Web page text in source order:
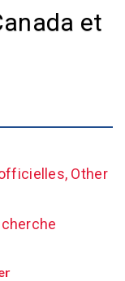
et
Other